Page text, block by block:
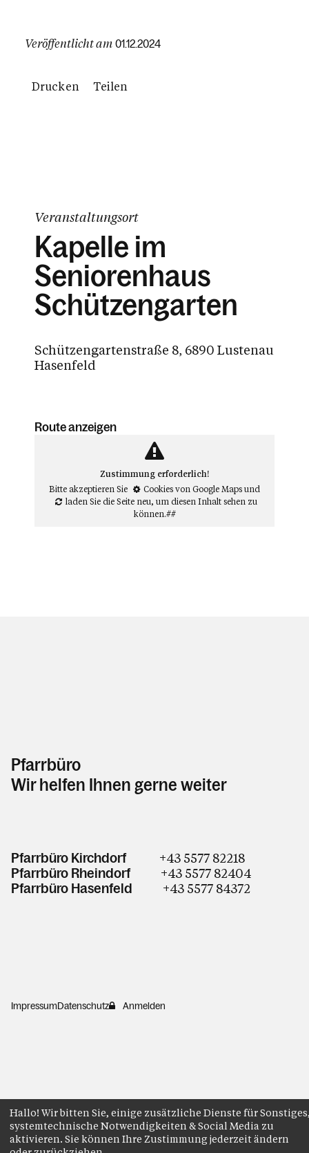
Veröffentlicht am 01.12.2024
Drucken Teilen
Veranstaltungsort
Kapelle im
Seniorenhaus
Schützengarten
Schützengartenstraße 8, 6890 Lustenau
Hasenfeld
Route anzeigen
Zustimmung erforderlich!
Bitte akzeptieren Sie
Cookies von Google Mapsund
laden Sie die Seite neu, um diesen Inhalt sehen zu
können.##
Pfarrbüro
Wir helfen Ihnen gerne weiter
Pfarrbüro Kirchdorf +43 5577 82218
Pfarrbüro Rheindorf+43 5577 82404
Pfarrbüro Hasenfeld +43 5577 84372
ImpressumDatenschutz Anmelden
Hallo! Wir bitten Sie, einige zusätzliche Dienste für
systemtechnische Notwendigkeiten & Social Media zu
aktivieren. Sie können Ihre Zustimmung jederzeit ändern